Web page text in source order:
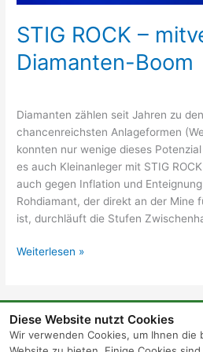
STIG ROCK –
Diamanten-Boom
Diamanten zählen seit Jahren zu
chancenreichsten Anlageformen
konnten nur wenige dieses
es auch Kleinanleger mit STIG
auch gegen Inflation und
Rohdiamant, der direkt an der Mine
ist, durchläuft die Stufen
Weiterlesen »
Diese Website nutzt Cookies
Wir verwenden Cookies, um Ihnen